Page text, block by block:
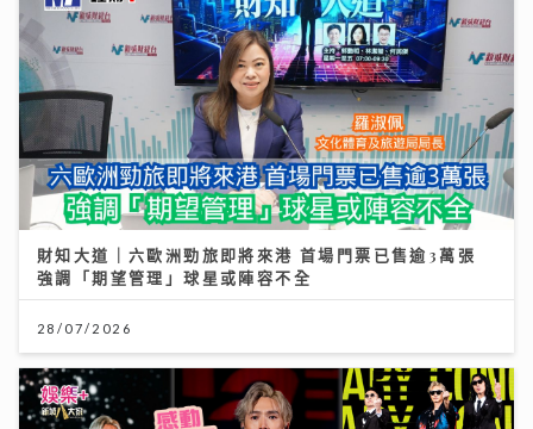
財知大道｜六歐洲勁旅即將來港 首場門票已售逾3萬張
強調「期望管理」球星或陣容不全
28/07/2026